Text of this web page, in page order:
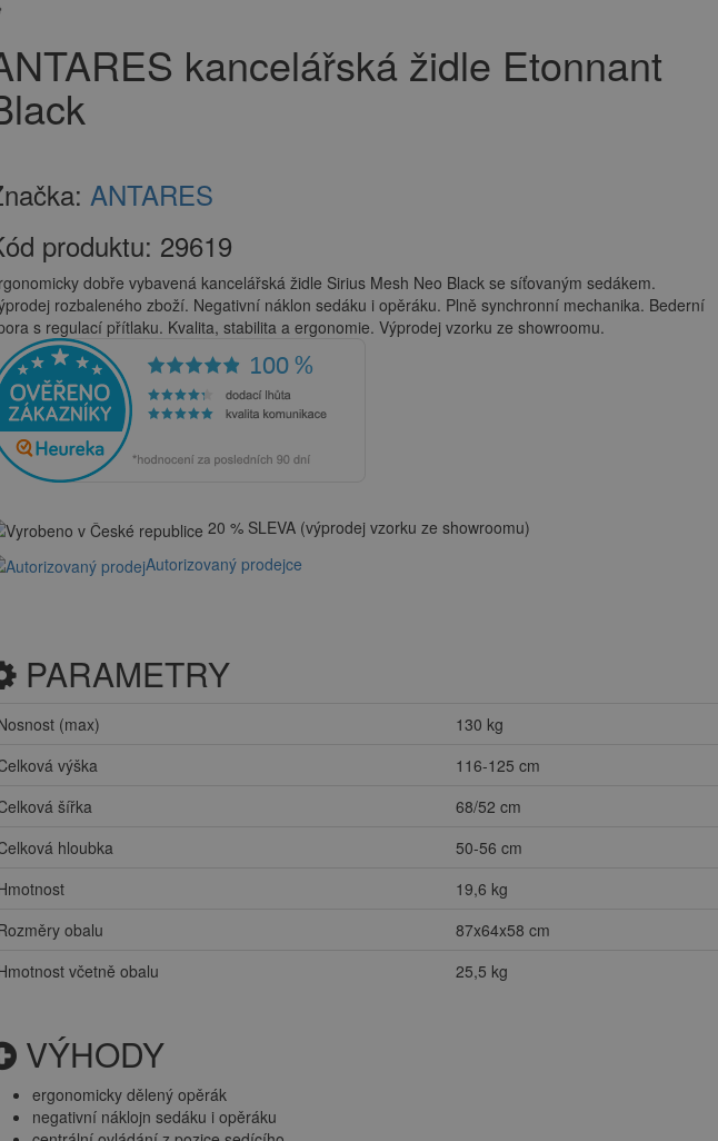
kancelářská židle Etonnant
ANTARES
produktu: 29619
dobře vybavená kancelářská židle Sirius Mesh Neo Black se síťovaným sedákem.
rozbaleného zboží. Negativní náklon sedáku i opěráku. Plně synchronní mechanika. Bederní
s regulací přítlaku. Kvalita, stabilita a ergonomie. Výprodej vzorku ze showroomu.
20 % SLEVA (výprodej vzorku ze showroomu)
Autorizovaný prodejce
PARAMETRY
(max)
130 kg
výška
116-125 cm
šířka
68/52 cm
hloubka
50-56 cm
19,6 kg
obalu
87x64x58 cm
včetně obalu
25,5 kg
VÝHODY
ergonomicky dělený opěrák
negativní náklojn sedáku i opěráku